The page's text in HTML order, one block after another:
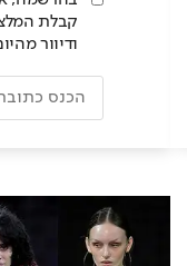
קבלת
ודיוור מהיום